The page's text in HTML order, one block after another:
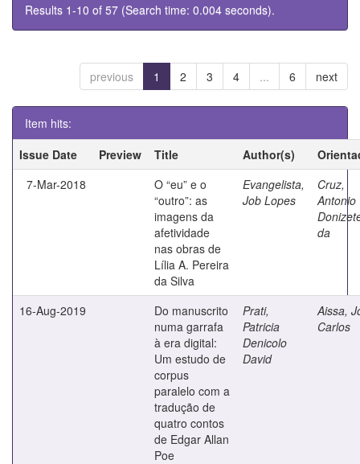
Results 1-10 of 57 (Search time: 0.004 seconds).
previous 1 2 3 4 ... 6 next
Item hits:
Issue Date
Preview Title Author(s)
7-Mar-2018
O “eu” e o
“outro”: as
imagens da
afetividade
nas obras de
Lília A. Pereira
da Silva
Evangelista,
Job Lopes
Cruz,
Antonio
da
16-Aug-2019
Do manuscrito
numa garrafa
à era digital:
Um estudo de
corpus
paralelo com a
tradução de
quatro contos
de Edgar Allan
Poe
Prati,
Patricia
Denicolo
David
Aissa,
Carlos